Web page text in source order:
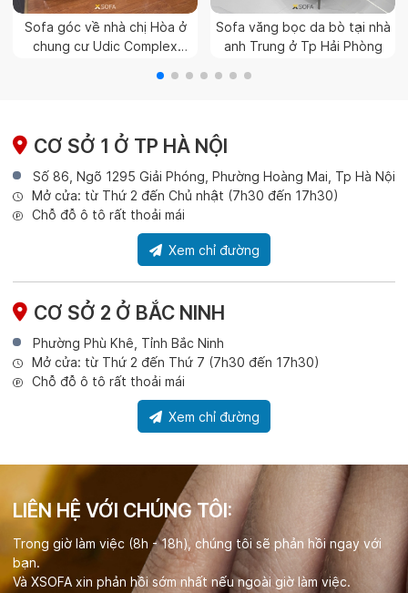
Sofa góc về nhà chị Hòa ở
chung cư Udic Complex
Sofa văng bọc da bò tại nhà
anh Trung ở Tp Hải Phòng
CƠ SỞ 1 Ở TP HÀ NỘI
Số 86, Ngõ 1295 Giải Phóng, Phường Hoàng Mai, Tp Hà Nội
Mở cửa: từ Thứ 2 đến Chủ nhật (7h30 đến 17h30)
Chỗ đỗ ô tô rất thoải mái
Xem chỉ đường
CƠ SỞ 2 Ở BẮC NINH
Phường Phù Khê, Tỉnh Bắc Ninh
Mở cửa: từ Thứ 2 đến Thứ 7 (7h30 đến 17h30)
Chỗ đỗ ô tô rất thoải mái
Xem chỉ đường
LIÊN HỆ VỚI CHÚNG TÔI:
Trong giờ làm việc (8h - 18h), chúng tôi sẽ phản hồi ngay với
bạn.
Và XSOFA xin phản hồi sớm nhất nếu ngoài giờ làm việc.